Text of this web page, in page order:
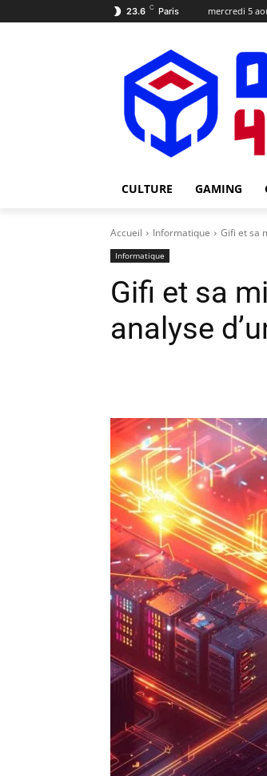
23.6 C Paris mercredi 5
CULTURE GAMING
Accueil Informatique Gifi et sa
Informatique
Gifi et sa
analyse